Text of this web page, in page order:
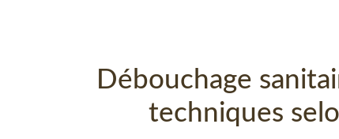
Débouchage
techniques